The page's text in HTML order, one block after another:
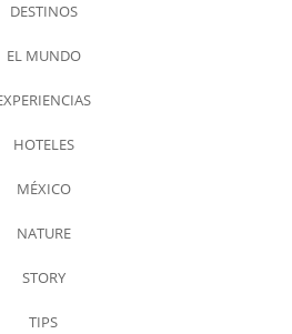
DESTINOS
EL MUNDO
HOTELES
MÉXICO
NATURE
STORY
TIPS